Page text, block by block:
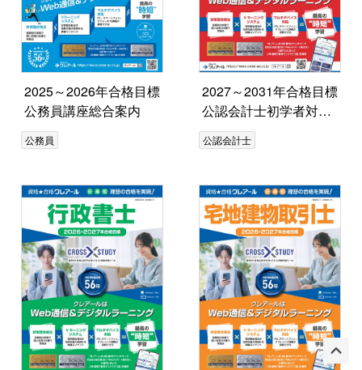
2025～2026年合格目標
公務員講座総合案内
公務員
2027～2031年合格目標
公認会計士初学者対象
コース案内
公認会計士